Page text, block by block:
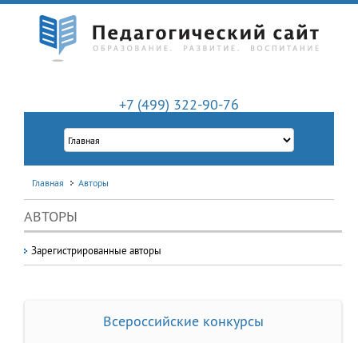
+7 (499) 322-90-76
Главная Авторы
АВТОРЫ
Зарегистрированные авторы
Всероссийские конкурсы